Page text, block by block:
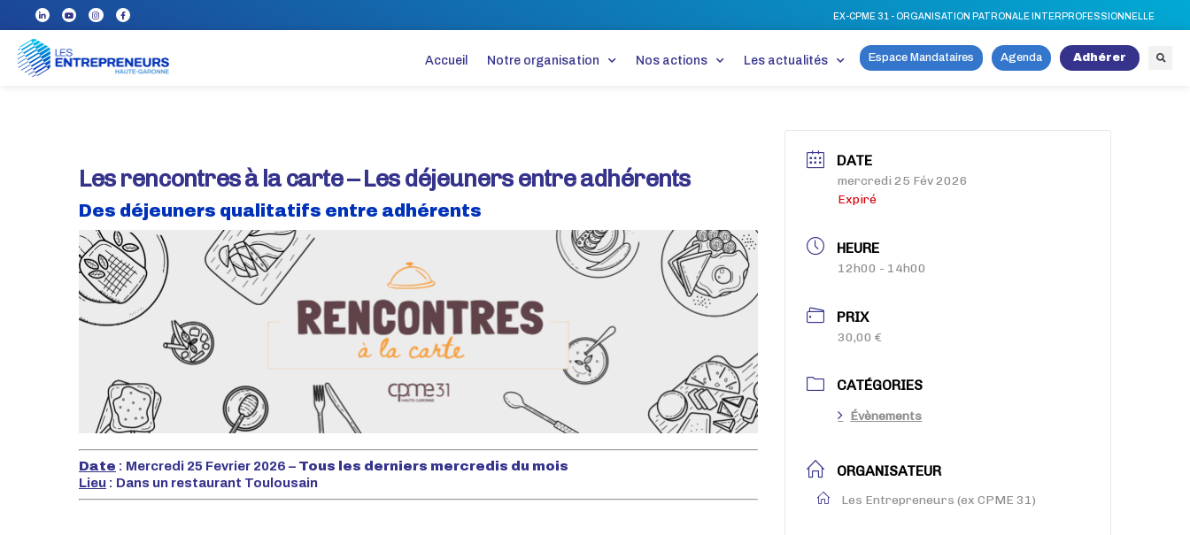
EX-CPME 31 - ORGANISATION PATRONALE INTERPROFESSIONNELLE
Accueil Notre organisation Nos actions Les actualités Espace Mandataires Agenda Adhérer
Les rencontres à la carte – Les déjeuners entre adhérents
Des déjeuners qualitatifs entre adhérents
Date : Mercredi 25 Fevrier 2026 – Tous les derniers mercredis du mois
Lieu : Dans un restaurant Toulousain
DATE
mercredi 25 Fév 2026
Expiré
HEURE
12h00 - 14h00
PRIX
30,00 €
CATÉGORIES
Évènements
ORGANISATEUR
Les Entrepreneurs (ex CPME 31)